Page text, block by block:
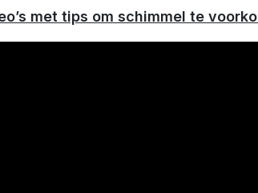
met tips om schimmel te